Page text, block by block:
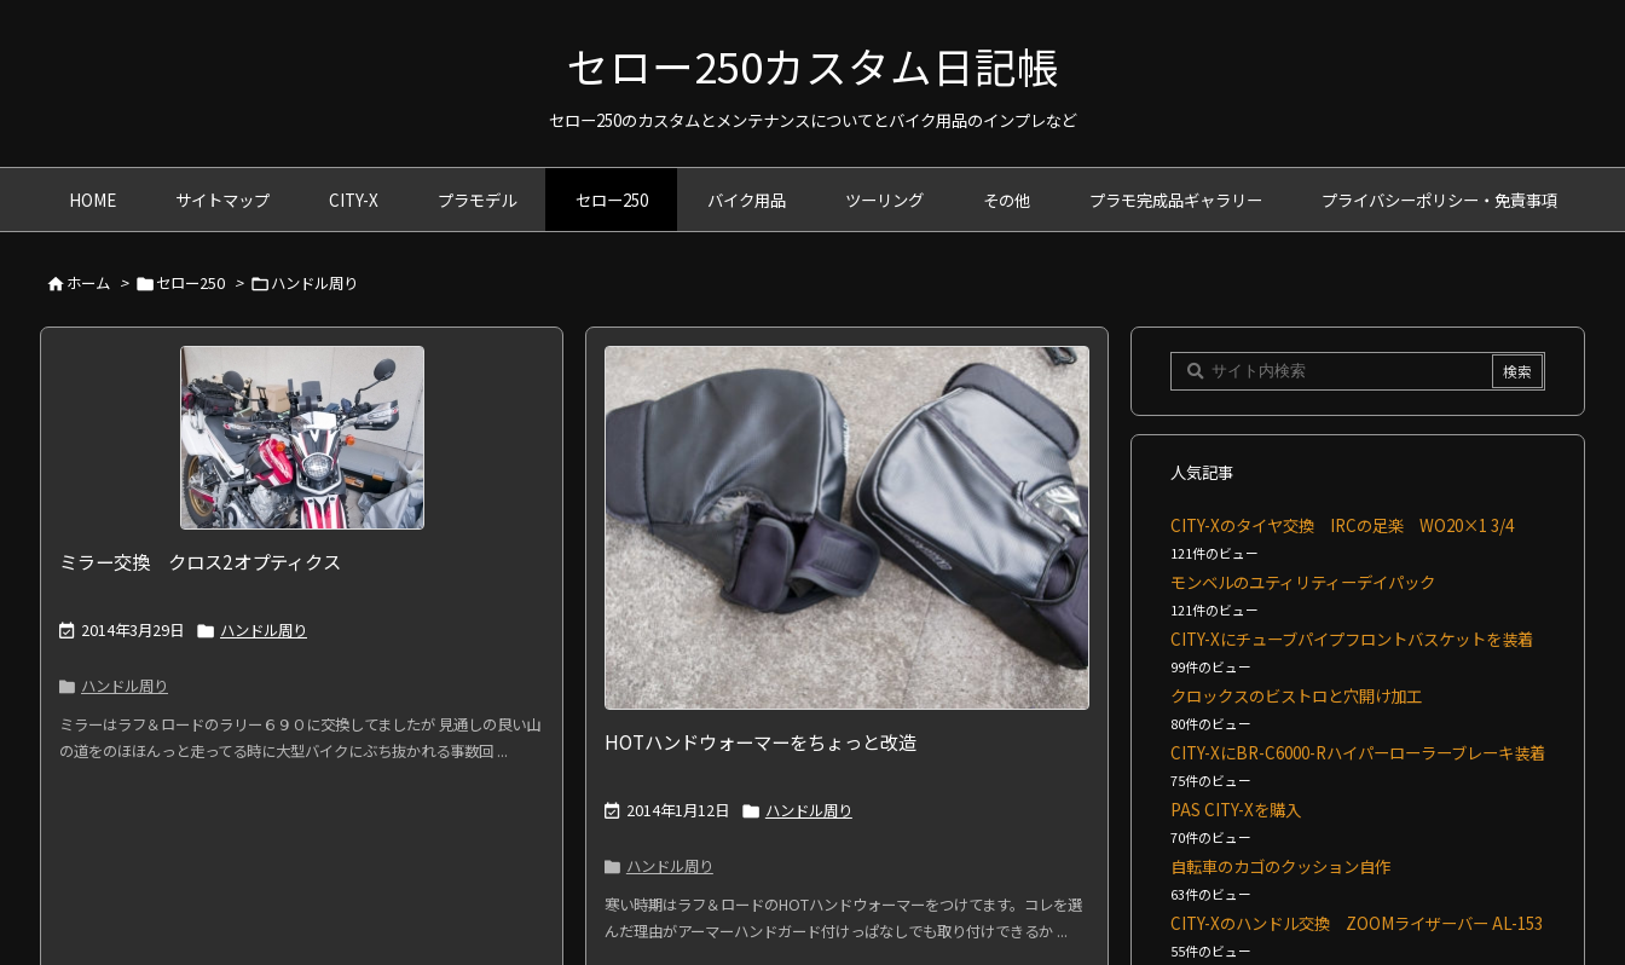
セロー250カスタム日記帳
セロー250のカスタムとメンテナンスについてとバイク用品のインプレなど
HOME サイトマップ CITY-X プラモデル セロー250 バイク用品 ツーリング その他 プラモ完成品ギャラリー プライバシーポリシー・免責事項
ホーム > セロー250 > ハンドル周り
ミラー交換 クロス2オプティクス
 2014年3月29日  ハンドル周り
 ハンドル周り
ミラーはラフ＆ロードのラリー６９０に交換してましたが 見通しの良い山
の道をのほほんっと走ってる時に大型バイクにぶち抜かれる事数回 ...
HOTハンドウォーマーをちょっと改造
 2014年1月12日  ハンドル周り
 ハンドル周り
寒い時期はラフ＆ロードのHOTハンドウォーマーをつけてます。コレを選
んだ理由がアーマーハンドガード付けっぱなしでも取り付けできるか ...
人気記事
CITY-Xのタイヤ交換 IRCの足楽 WO20×1 3/4
121件のビュー
モンベルのユティリティーデイパック
121件のビュー
CITY-Xにチューブパイプフロントバスケットを装着
99件のビュー
クロックスのビストロと穴開け加工
80件のビュー
CITY-XにBR-C6000-Rハイパーローラーブレーキ装着
75件のビュー
PAS CITY-Xを購入
70件のビュー
自転車のカゴのクッション自作
63件のビュー
CITY-Xのハンドル交換 ZOOMライザーバー AL-153
55件のビュー